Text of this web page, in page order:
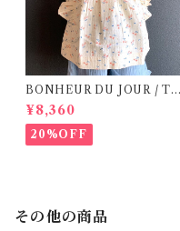
BONHEUR DU JOUR / TO
SCANE BlOUSE (Rose 2~6
Y)
¥8,360
20%OFF
その他の商品